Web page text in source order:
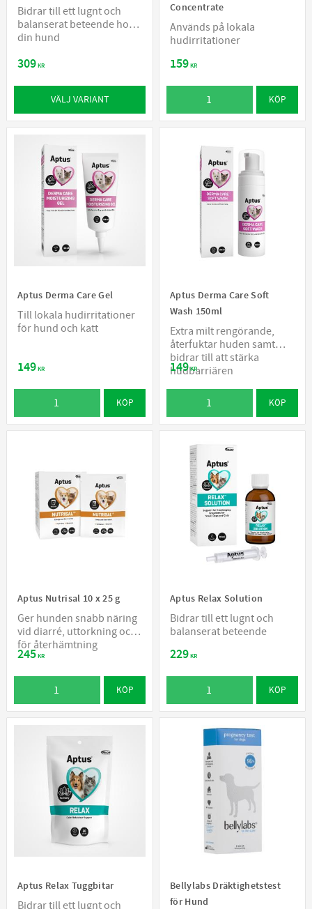
Bidrar till ett lugnt och
balanserat beteende hos
din hund
309KR
VÄLJ VARIANT
Concentrate
Används på lokala
hudirritationer
159KR
KÖP
Aptus Derma Care Gel
Till lokala hudirritationer
för hund och katt
149KR
KÖP
Aptus Derma Care Soft
Wash 150ml
Extra milt rengörande,
återfuktar huden samt
bidrar till att stärka
hudbarriären
149KR
KÖP
Aptus Nutrisal 10 x 25 g
Ger hunden snabb näring
vid diarré, uttorkning och
för återhämtning
245KR
KÖP
Aptus Relax Solution
Bidrar till ett lugnt och
balanserat beteende
229KR
KÖP
Aptus Relax Tuggbitar
Bidrar till ett lugnt och
Bellylabs Dräktighetstest
för Hund